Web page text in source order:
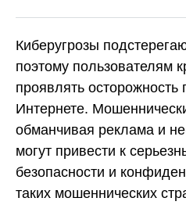
Киберугрозы
поэтому пользователям
проявлять осторожность
Интернете.
обманчивая реклама и
могут привести к
безопасности и
таких мошеннических